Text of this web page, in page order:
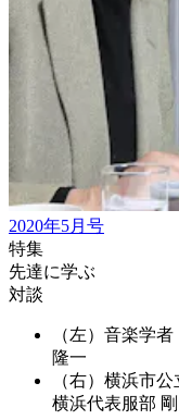
2020年5月号
特集
先達に学ぶ
対談
（左）音楽学
隆一
（右）横浜市
横浜代表服部 剛